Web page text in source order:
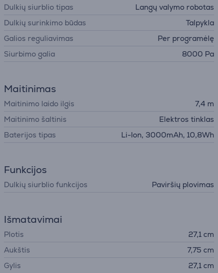
Dulkių siurblio tipas
Langų valymo robotas
Dulkių surinkimo būdas
Talpykla
Galios reguliavimas
Per programėlę
Siurbimo galia
8000 Pa
Maitinimas
Maitinimo laido ilgis
7,4 m
Maitinimo šaltinis
Elektros tinklas
Baterijos tipas
Li-Ion, 3000mAh, 10,8Wh
Funkcijos
Dulkių siurblio funkcijos Paviršių plovimas
Išmatavimai
Plotis
27,1 cm
Aukštis
7,75 cm
Gylis
27,1 cm